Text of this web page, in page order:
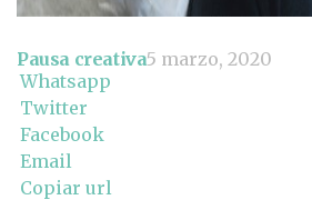
Pausa creativa5 marzo, 2020
Whatsapp
Twitter
Facebook
Email
Copiar url